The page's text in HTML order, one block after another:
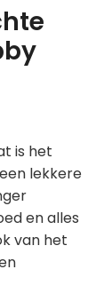
is het
lekkere
en alles
van het